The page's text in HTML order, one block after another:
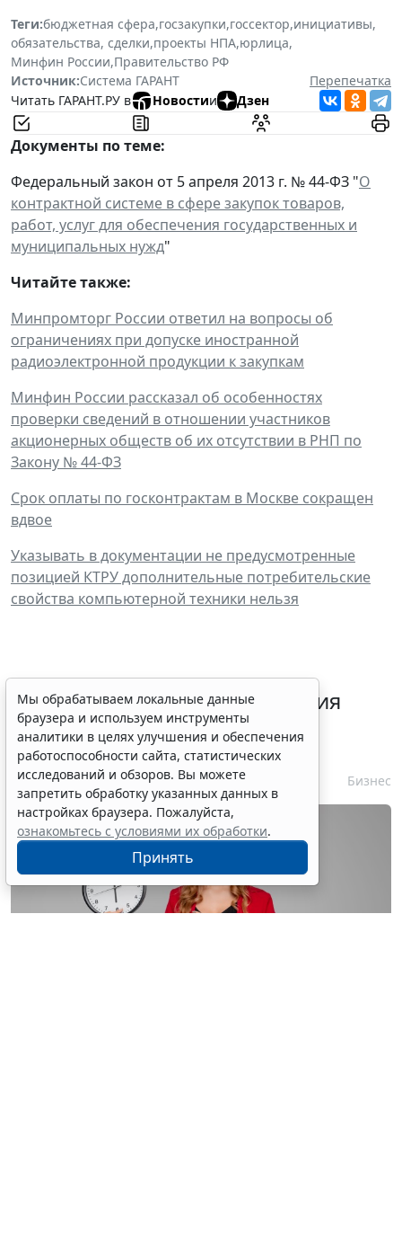
Теги:бюджетная сфера,госзакупки,госсектор,инициативы,
обязательства, сделки,проекты НПА,юрлица,
Минфин России,Правительство РФ
Источник:Система ГАРАНТ
Перепечатка
Читать ГАРАНТ.РУ в
Новостии Дзен
Документы по теме:
Федеральный закон от 5 апреля 2013 г. № 44-ФЗ "О
контрактной системе в сфере закупок товаров,
работ, услуг для обеспечения государственных и
муниципальных нужд"
Читайте также:
Минпромторг России ответил на вопросы об
ограничениях при допуске иностранной
радиоэлектронной продукции к закупкам
Минфин России рассказал об особенностях
проверки сведений в отношении участников
акционерных обществ об их отсутствии в РНП по
Закону № 44-ФЗ
Срок оплаты по госконтрактам в Москве сокращен
вдвое
Указывать в документации не предусмотренные
позицией КТРУ дополнительные потребительские
свойства компьютерной техники нельзя
Срок согласования заключения
контракта с единственным
контрагентом сократили
7 августа 2026 16:55 Бизнес
Мы обрабатываем локальные данные
браузера и используем инструменты
аналитики в целях улучшения и обеспечения
работоспособности сайта, статистических
исследований и обзоров. Вы можете
запретить обработку указанных данных в
настройках браузера. Пожалуйста,
ознакомьтесь с условиями их обработки.
Принять